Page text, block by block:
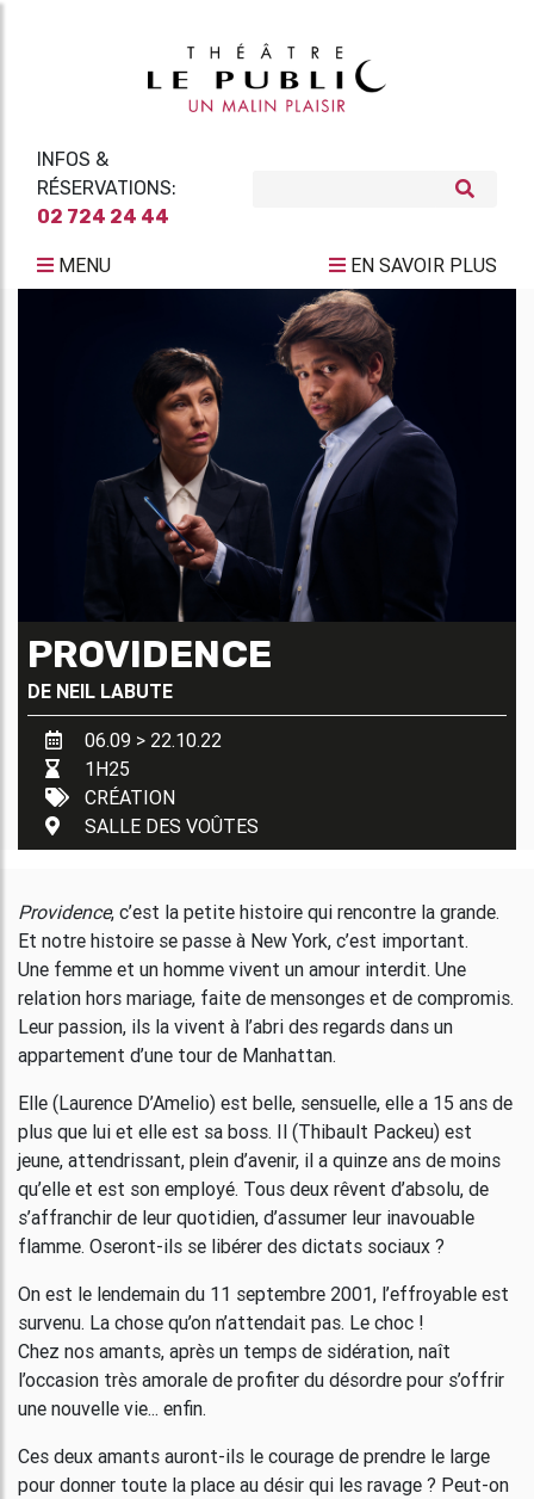
INFOS &
RÉSERVATIONS:
02 724 24 44
MENU EN SAVOIR PLUS
PROVIDENCE
DE NEIL LABUTE
06.09 > 22.10.22
1H25
CRÉATION
SALLE DES VOÛTES
Providence, c’est la petite histoire qui rencontre la grande.
Et notre histoire se passe à New York, c’est important.
Une femme et un homme vivent un amour interdit. Une
relation hors mariage, faite de mensonges et de compromis.
Leur passion, ils la vivent à l’abri des regards dans un
appartement d’une tour de Manhattan.
Elle (Laurence D’Amelio) est belle, sensuelle, elle a 15 ans de
plus que lui et elle est sa boss. Il (Thibault Packeu) est
jeune, attendrissant, plein d’avenir, il a quinze ans de moins
qu’elle et est son employé. Tous deux rêvent d’absolu, de
s’affranchir de leur quotidien, d’assumer leur inavouable
flamme. Oseront-ils se libérer des dictats sociaux ?
On est le lendemain du 11 septembre 2001, l’effroyable est
survenu. La chose qu’on n’attendait pas. Le choc !
Chez nos amants, après un temps de sidération, naît
l’occasion très amorale de profiter du désordre pour s’offrir
une nouvelle vie... enfin.
Ces deux amants auront-ils le courage de prendre le large
pour donner toute la place au désir qui les ravage ? Peut-on